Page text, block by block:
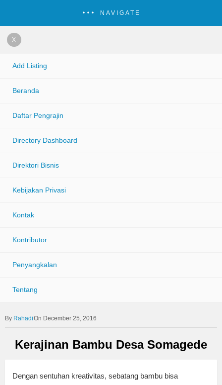
NAVIGATE
X
Add Listing
Beranda
Daftar Pengrajin
Directory Dashboard
Direktori Bisnis
Kebijakan Privasi
Kontak
Kontributor
Penyangkalan
Tentang
RahadiOn December 25, 2016
Kerajinan Bambu Desa Somagede
Dengan sentuhan kreativitas, sebatang bambu bisa